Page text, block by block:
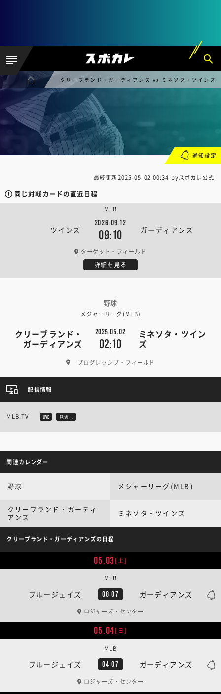
クリーブランド・ガーディアンズ vs ミネソタ・ツインズ
最終更新2025-05-02 00:34 byスポカレ公式
同じ対戦カードの直近日程
ツインズ
2026.09.12
09:10 ガーディアンズ
MLB
ターゲット・フィールド
詳細を見る
野球
メジャーリーグ(MLB)
クリーブランド・
ガーディアンズ
2025.05.02
02:10
ミネソタ・ツイン
ズ
プログレッシブ・フィールド
通知設定
配信情報
MLB.TV LIVE 見逃し
関連カレンダー
野球 メジャーリーグ(MLB)
クリーブランド・ガーディ
アンズ
ミネソタ・ツインズ
クリーブランド・ガーディアンズの日程
05.03[土]
ブルージェイズ 08:07 ガーディアンズ
MLB
ロジャーズ・センター
05.04[日]
ブルージェイズ 04:07 ガーディアンズ
MLB
ロジャーズ・センター